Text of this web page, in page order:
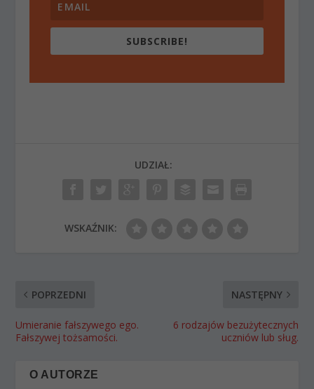
SUBSCRIBE!
UDZIAŁ:
WSKAŹNIK:
POPRZEDNI
Umieranie fałszywego ego.
Fałszywej tożsamości.
NASTĘPNY
6 rodzajów bezużytecznych
uczniów lub sług.
O AUTORZE